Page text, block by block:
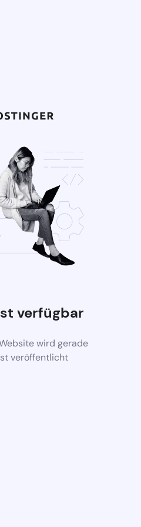
verfügbar
wird gerade
veröffentlicht